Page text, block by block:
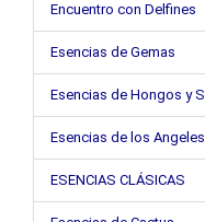
Encuentro con Delfines
Esencias de Gemas
Esencias de Hongos y
Esencias de los Angeles
ESENCIAS CLÁSICAS